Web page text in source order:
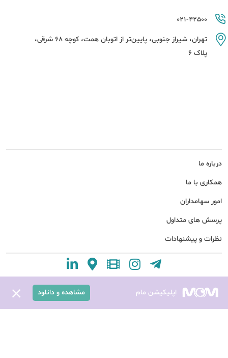
درباره ما
همکاری با ما
امور سهامداران
پرسش های متداول
نظرات و پیشنهادات
021-42500
تهران، شیراز جنوبی، پایین‌تر از اتوبان همت، کوچه 68 شرقی،
پلاک 6
اپلیکیشن مام مشاهده و دانلود